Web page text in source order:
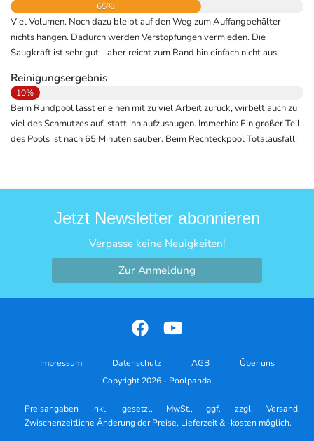
65%
Viel Volumen. Noch dazu bleibt auf den Weg zum Auffangbehälter
nichts hängen. Dadurch werden Verstopfungen vermieden. Die
Saugkraft ist sehr gut - aber reicht zum Rand hin einfach nicht aus.
Reinigungsergebnis
10%
Beim Rundpool lässt er einen mit zu viel Arbeit zurück, wirbelt auch zu
viel des Schmutzes auf, statt ihn aufzusaugen. Immerhin: Ein großer Teil
des Pools ist nach 65 Minuten sauber. Beim Rechteckpool Totalausfall.
Jetzt Newsletter abonnieren
Verpasse keine Neuigkeiten!
Zur Anmeldung
Impressum Datenschutz AGB
Über uns
Copyright 2026 - Poolpanda
Preisangaben inkl. gesetzl. MwSt., ggf. zzgl. Versand.
Zwischenzeitliche Änderung der Preise, Lieferzeit & -kosten möglich.